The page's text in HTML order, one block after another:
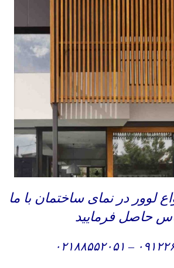
لوور در نمای ساختمان با ما
حاصل فرمایید
– ۰۲۱۸۸۵۵۲۰۵۱